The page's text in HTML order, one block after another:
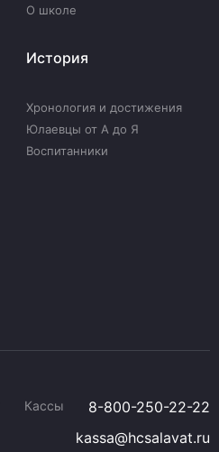
О школе
История
Хронология и достижения
Юлаевцы от А до Я
Воспитанники
Кассы
8-800-250-22-22
kassa@hcsalavat.ru